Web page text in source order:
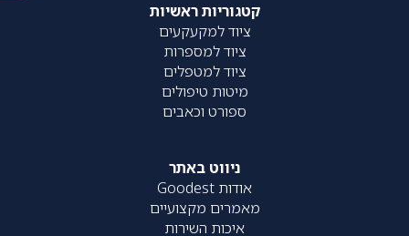
קטגוריות ראשיות
ציוד למקעקעים
ציוד למספרות
ציוד למטפלים
מיטות טיפולים
ספורט וכאבים
ניווט באתר
אודות Goodest
מאמרים מקצועיים
איכות השירות